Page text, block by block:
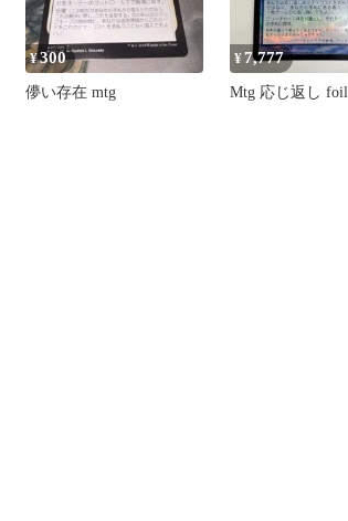
¥300
儚い存在 mtg
¥ 7,777
Mtg 応じ返し foil